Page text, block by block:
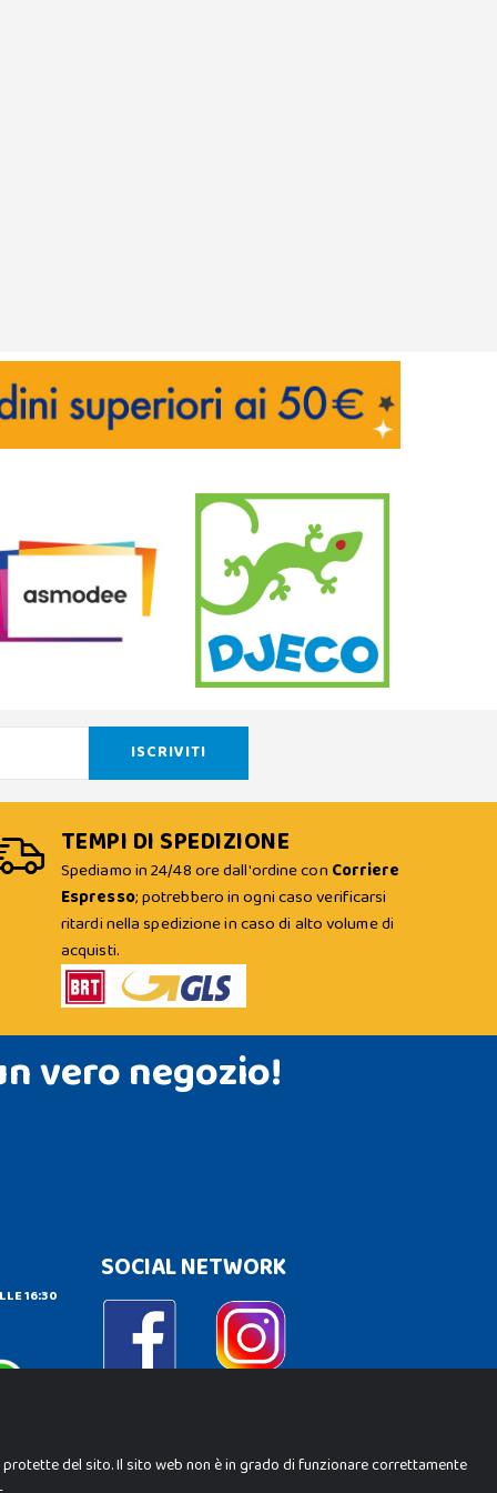
TEMPI DI SPEDIZIONE
Spediamo in 24/48 ore dall'ordine con Corriere
Espresso; potrebbero in ogni caso verificarsi
ritardi nella spedizione in caso di alto volume di
acquisti.
vero negozio!
16:30
SOCIAL NETWORK
del sito. Il sito web non è in grado di funzionare correttamente